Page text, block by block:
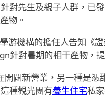
對先生及親子人群，已
物。
游機構的擔任人告知《
針對暑期的相干產物，
開闢新營業，另一種是
種觀光團有養生住宅私